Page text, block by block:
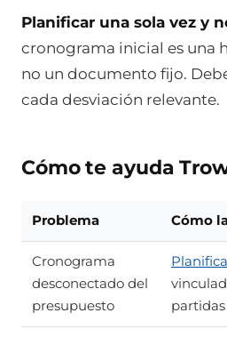
Planificar una sola vez y
cronograma inicial es una
no un documento fijo.
cada desviación relevante.
Cómo te ayuda
Problema Cómo
Cronograma
desconectado del
presupuesto